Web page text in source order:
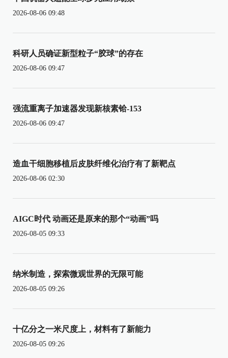
2026-08-06 09:48
科研人员确证新型粒子“胶球”的存在
2026-08-06 09:47
强流重离子加速器发现新核素铪-153
2026-08-06 09:47
造血干细胞移植后皮肤纤维化治疗有了新靶点
2026-08-06 02:30
AIGC时代 动画还是原来的那个“动画”吗
2026-08-05 09:33
纳米制造，探索微观世界的无限可能
2026-08-05 09:26
十亿分之一米尺度上，材料有了新能力
2026-08-05 09:26